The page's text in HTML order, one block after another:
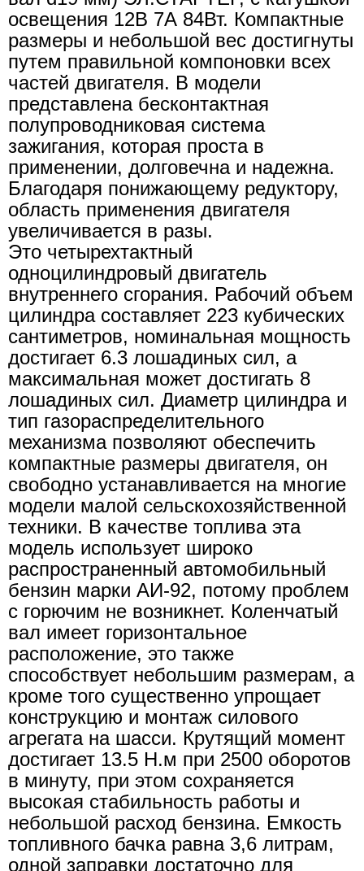
освещения 12В 7А 84Вт. Компактные
размеры и небольшой вес достигнуты
путем правильной компоновки всех
частей двигателя. В модели
представлена бесконтактная
полупроводниковая система
зажигания, которая проста в
применении, долговечна и надежна.
Благодаря понижающему редуктору,
область применения двигателя
увеличивается в разы.
Это четырехтактный
одноцилиндровый двигатель
внутреннего сгорания. Рабочий объем
цилиндра составляет 223 кубических
сантиметров, номинальная мощность
достигает 6.3 лошадиных сил, а
максимальная может достигать 8
лошадиных сил. Диаметр цилиндра и
тип газораспределительного
механизма позволяют обеспечить
компактные размеры двигателя, он
свободно устанавливается на многие
модели малой сельскохозяйственной
техники. В качестве топлива эта
модель использует широко
распространенный автомобильный
бензин марки АИ-92, потому проблем
с горючим не возникнет. Коленчатый
вал имеет горизонтальное
расположение, это также
способствует небольшим размерам, а
кроме того существенно упрощает
конструкцию и монтаж силового
агрегата на шасси. Крутящий момент
достигает 13.5 Н.м при 2500 оборотов
в минуту, при этом сохраняется
высокая стабильность работы и
небольшой расход бензина. Емкость
топливного бачка равна 3,6 литрам,
одной заправки достаточно для